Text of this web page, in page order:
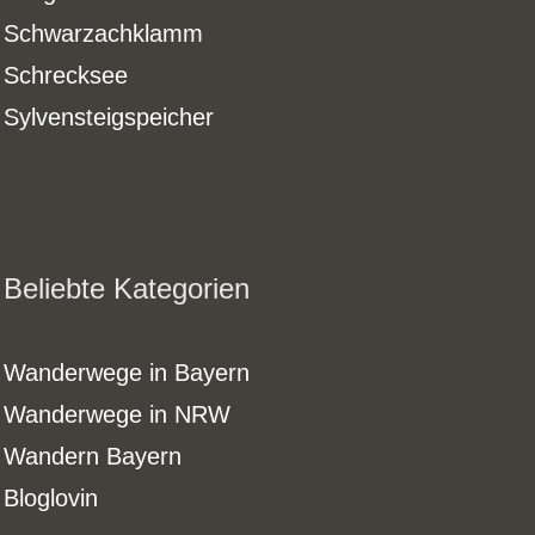
Schwarzachklamm
Schrecksee
Sylvensteigspeicher
Beliebte Kategorien
Wanderwege in Bayern
Wanderwege in NRW
Wandern Bayern
Bloglovin